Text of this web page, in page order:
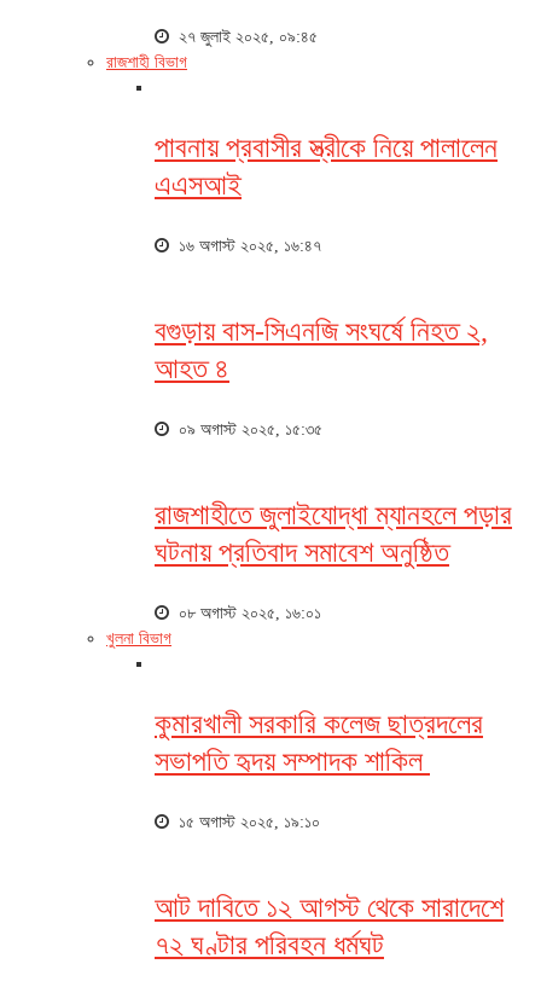
২৭ জুলাই ২০২৫, ০৯:৪৫
রাজশাহী বিভাগ
পাবনায় প্রবাসীর স্ত্রীকে নিয়ে পালালেন
এএসআই
১৬ অগাস্ট ২০২৫, ১৬:৪৭
বগুড়ায় বাস-সিএনজি সংঘর্ষে নিহত ২,
আহত ৪
০৯ অগাস্ট ২০২৫, ১৫:৩৫
রাজশাহীতে জুলাইযোদ্ধা ম্যানহলে পড়ার
ঘটনায় প্রতিবাদ সমাবেশ অনুষ্ঠিত
০৮ অগাস্ট ২০২৫, ১৬:০১
খুলনা বিভাগ
কুমারখালী সরকারি কলেজ ছাত্রদলের
সভাপতি হৃদয় সম্পাদক শাকিল
১৫ অগাস্ট ২০২৫, ১৯:১০
আট দাবিতে ১২ আগস্ট থেকে সারাদেশে
৭২ ঘণ্টার পরিবহন ধর্মঘট